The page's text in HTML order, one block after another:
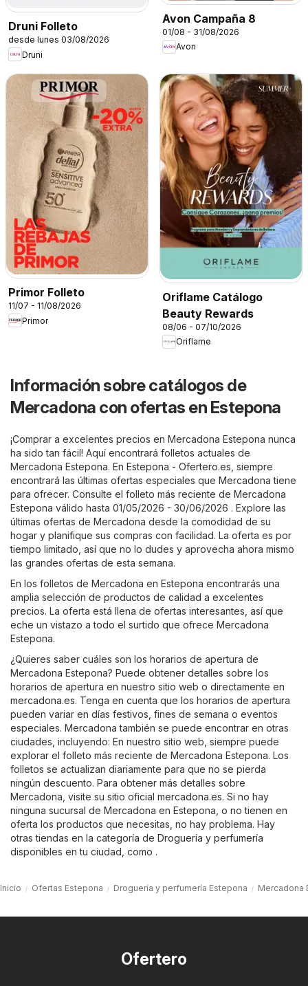
Druni Folleto
desde lunes 03/08/2026
Druni
Avon Campaña 8
01/08 - 31/08/2026
Avon
Primor Folleto
11/07 - 11/08/2026
Primor
Oriflame Catálogo
Beauty Rewards
08/06 - 07/10/2026
Oriflame
Información sobre catálogos de
Mercadona con ofertas en Estepona
¡Comprar a excelentes precios en Mercadona Estepona nunca
ha sido tan fácil! Aquí encontrará folletos actuales de
Mercadona Estepona. En Estepona - Ofertero.es , siempre
encontrará las últimas ofertas especiales que Mercadona tiene
para ofrecer. Consulte el folleto más reciente de Mercadona
Estepona válido hasta 01/05/2026 - 30/06/2026 . Explore las
últimas ofertas de Mercadona desde la comodidad de su
hogar y planifique sus compras con facilidad. La oferta es por
tiempo limitado, así que no lo dudes y aprovecha ahora mismo
las grandes ofertas de esta semana.
En los folletos de Mercadona en Estepona encontrarás una
amplia selección de productos de calidad a excelentes
precios. La oferta está llena de ofertas interesantes, así que
eche un vistazo a todo el surtido que ofrece Mercadona
Estepona.
¿Quieres saber cuáles son los horarios de apertura de
Mercadona Estepona? Puede obtener detalles sobre los
horarios de apertura en nuestro sitio web o directamente en
mercadona.es. Tenga en cuenta que los horarios de apertura
pueden variar en días festivos, fines de semana o eventos
especiales. Mercadona también se puede encontrar en otras
ciudades, incluyendo: En nuestro sitio web, siempre puede
explorar el folleto más reciente de Mercadona Estepona. Los
folletos se actualizan diariamente para que no se pierda
ningún descuento. Para obtener más detalles sobre
Mercadona, visite su sitio oficial mercadona.es. Si no hay
ninguna sucursal de Mercadona en Estepona, o no tienen en
oferta los productos que necesitas, no hay problema. Hay
otras tiendas en la categoría de Droguería y perfumería
disponibles en tu ciudad, como .
Inicio Ofertas Estepona Droguería y perfumería Estepona Mercadona
Ofertero